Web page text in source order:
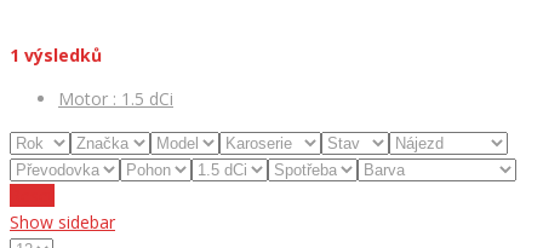
1 výsledků
Motor : 1.5 dCi
Show sidebar